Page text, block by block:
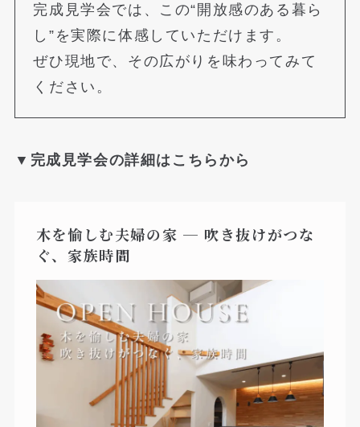
完成見学会では、この“開放感のある暮ら
し”を実際に体感していただけます。
ぜひ現地で、その広がりを味わってみて
ください。
▼完成見学会の詳細はこちらから
木を愉しむ夫婦の家 ─ 吹き抜けがつな
ぐ、家族時間